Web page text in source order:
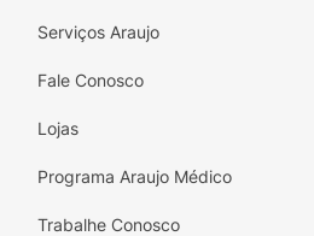
Serviços Araujo
Fale Conosco
Lojas
Programa Araujo Médico
Trabalhe Conosco